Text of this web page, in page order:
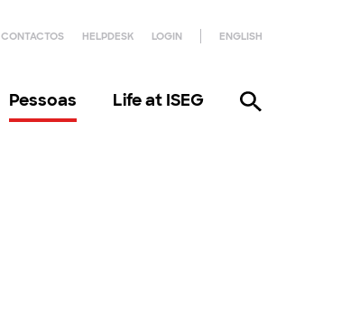
CONTACTOS HELPDESK LOGIN ENGLISH
Pessoas Life at ISEG